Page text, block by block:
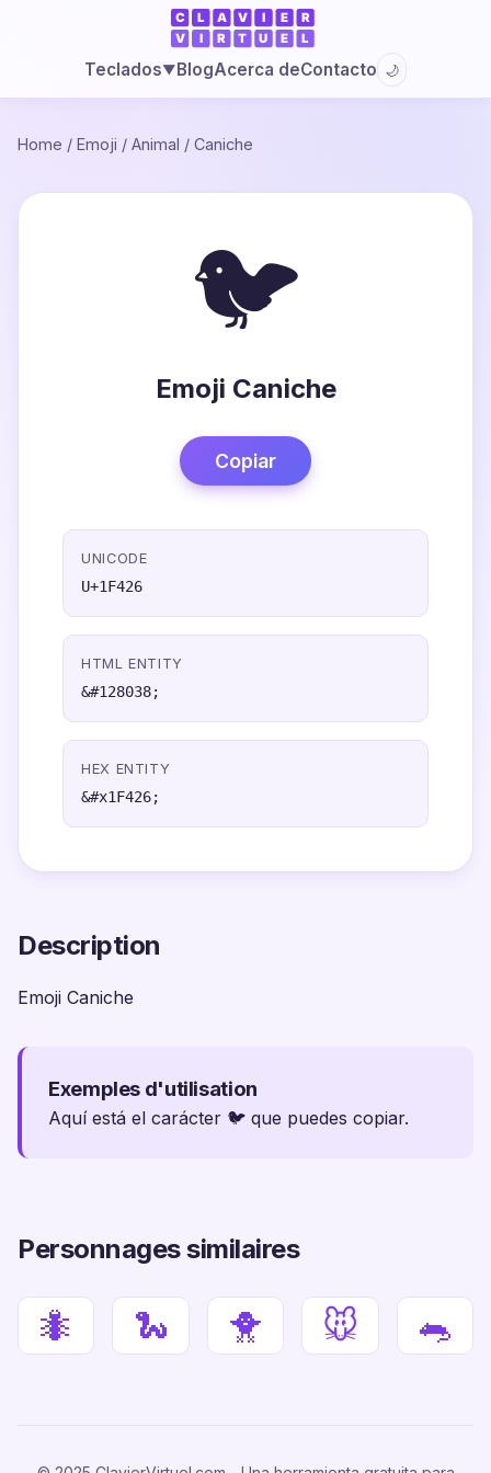
Teclados▼BlogAcerca deContacto 🌙
Home / Emoji / Animal / Caniche
🐦
Emoji Caniche
Copiar
UNICODE
U+1F426
HTML ENTITY
&#128038;
HEX ENTITY
&#x1F426;
Description
Emoji Caniche
Exemples d'utilisation
Aquí está el carácter 🐦 que puedes copiar.
Personnages similaires
🐜 🐍 🐥 🐭 🐀